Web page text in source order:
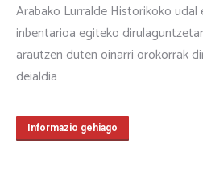
Arabako Lurralde Historikoko
inbentarioa egiteko
arautzen duten oinarri orokorrak
deialdia
Informazio gehiago